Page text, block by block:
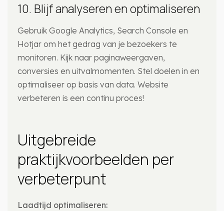
10. Blijf analyseren en optimaliseren
Gebruik Google Analytics, Search Console en
Hotjar om het gedrag van je bezoekers te
monitoren. Kijk naar paginaweergaven,
conversies en uitvalmomenten. Stel doelen in en
optimaliseer op basis van data. Website
verbeteren is een continu proces!
Uitgebreide
praktijkvoorbeelden per
verbeterpunt
Laadtijd optimaliseren: